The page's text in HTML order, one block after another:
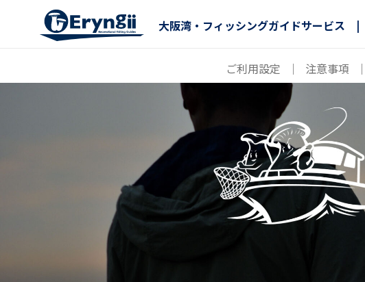
大阪湾・フィッシングガイドサービス |
ご利用設定 ｜ 注意事項 ｜